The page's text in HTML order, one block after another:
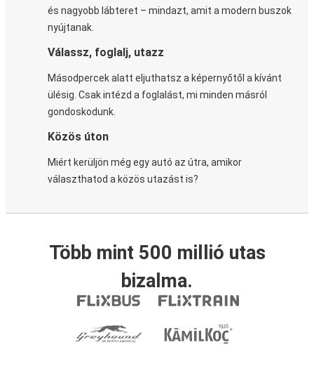
és nagyobb lábteret – mindazt, amit a modern buszok
nyújtanak.
Válassz, foglalj, utazz
Másodpercek alatt eljuthatsz a képernyőtől a kívánt
ülésig. Csak intézd a foglalást, mi minden másról
gondoskodunk.
Közös úton
Miért kerüljön még egy autó az útra, amikor
választhatod a közös utazást is?
Több mint 500 millió utas
bizalma.